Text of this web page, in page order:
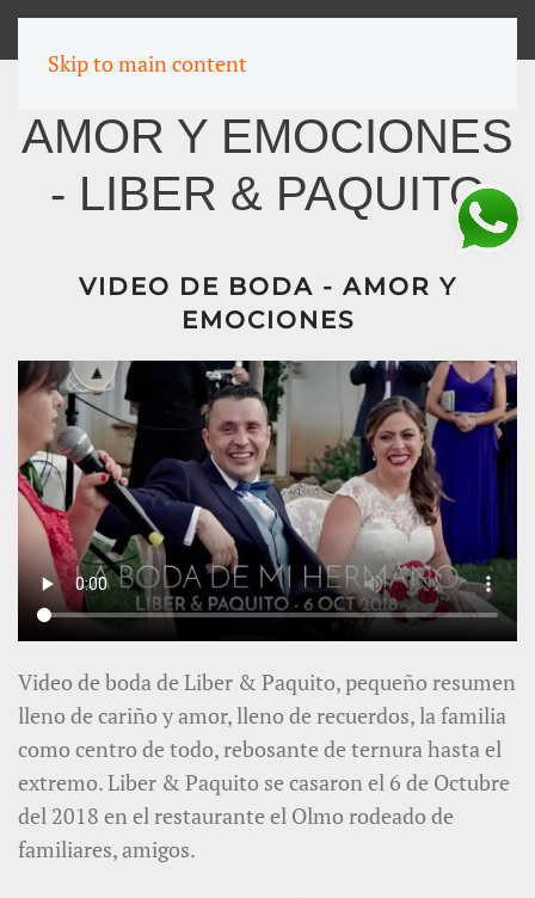
Skip to main content
AMOR Y EMOCIONES
- LIBER & PAQUITO
VIDEO DE BODA - AMOR Y
EMOCIONES
Video de boda de Liber & Paquito, pequeño resumen
lleno de cariño y amor, lleno de recuerdos, la familia
como centro de todo, rebosante de ternura hasta el
extremo. Liber & Paquito se casaron el 6 de Octubre
del 2018 en el restaurante el Olmo rodeado de
familiares, amigos.